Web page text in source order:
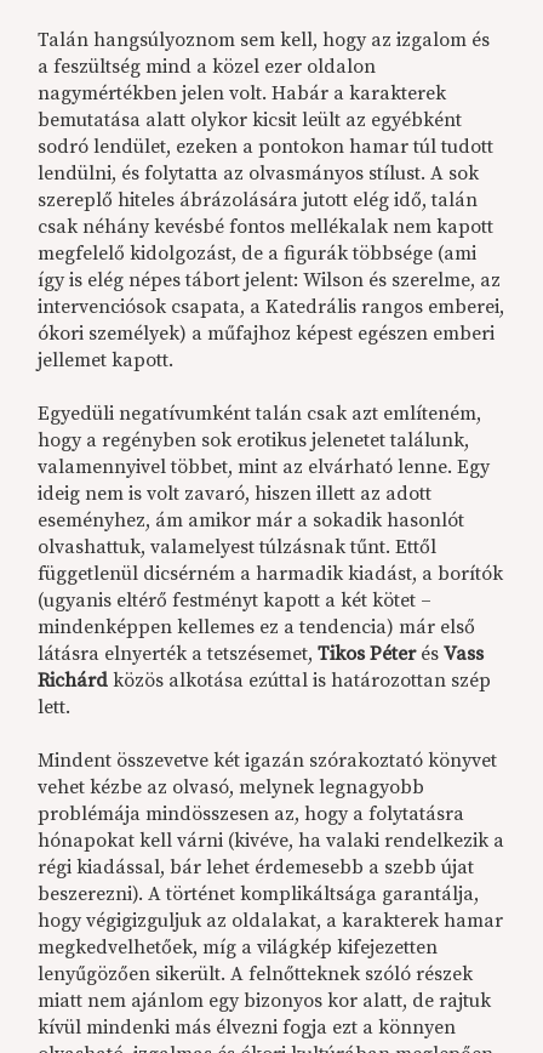
Talán hangsúlyoznom sem kell, hogy az izgalom és
a feszültség mind a közel ezer oldalon
nagymértékben jelen volt. Habár a karakterek
bemutatása alatt olykor kicsit leült az egyébként
sodró lendület, ezeken a pontokon hamar túl tudott
lendülni, és folytatta az olvasmányos stílust. A sok
szereplő hiteles ábrázolására jutott elég idő, talán
csak néhány kevésbé fontos mellékalak nem kapott
megfelelő kidolgozást, de a figurák többsége (ami
így is elég népes tábort jelent: Wilson és szerelme, az
intervenciósok csapata, a Katedrális rangos emberei,
ókori személyek) a műfajhoz képest egészen emberi
jellemet kapott.
Egyedüli negatívumként talán csak azt említeném,
hogy a regényben sok erotikus jelenetet találunk,
valamennyivel többet, mint az elvárható lenne. Egy
ideig nem is volt zavaró, hiszen illett az adott
eseményhez, ám amikor már a sokadik hasonlót
olvashattuk, valamelyest túlzásnak tűnt. Ettől
függetlenül dicsérném a harmadik kiadást, a borítók
(ugyanis eltérő festményt kapott a két kötet –
mindenképpen kellemes ez a tendencia) már első
látásra elnyerték a tetszésemet,Tikos PéterésVass
Richárd közös alkotása ezúttal is határozottan szép
lett.
Mindent összevetve két igazán szórakoztató könyvet
vehet kézbe az olvasó, melynek legnagyobb
problémája mindösszesen az, hogy a folytatásra
hónapokat kell várni (kivéve, ha valaki rendelkezik a
régi kiadással, bár lehet érdemesebb a szebb újat
beszerezni). A történet komplikáltsága garantálja,
hogy végigizguljuk az oldalakat, a karakterek hamar
megkedvelhetőek, míg a világkép kifejezetten
lenyűgözően sikerült. A felnőtteknek szóló részek
miatt nem ajánlom egy bizonyos kor alatt, de rajtuk
kívül mindenki más élvezni fogja ezt a könnyen